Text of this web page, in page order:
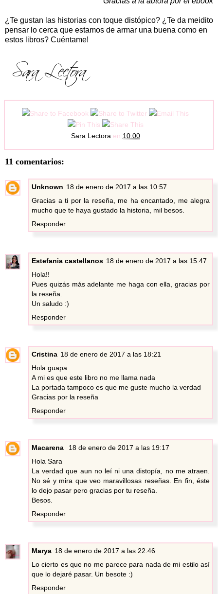
¿Te gustan las historias con toque distópico? ¿Te da meidito
pensar lo cerca que estamos de armar una buena como en
estos libros? Cuéntame!
Sara Lectora en 10:00
11 comentarios:
Unknown 18 de enero de 2017 a las 10:57
Gracias a ti por la reseña, me ha encantado, me alegra
mucho que te haya gustado la historia, mil besos.
Responder
Estefania castellanos 18 de enero de 2017 a las 15:47
Hola!!
Pues quizás más adelante me haga con ella, gracias por
la reseña.
Un saludo :)
Responder
Cristina 18 de enero de 2017 a las 18:21
Hola guapa
A mi es que este libro no me llama nada
La portada tampoco es que me guste mucho la verdad
Gracias por la reseña
Responder
Macarena
18 de enero de 2017 a las 19:17
Hola Sara
La verdad que aun no leí ni una distopía, no me atraen.
No sé y mira que veo maravillosas reseñas. En fin, éste
lo dejo pasar pero gracias por tu reseña.
Besos.
Responder
Marya 18 de enero de 2017 a las 22:46
Lo cierto es que no me parece para nada de mi estilo así
que lo dejaré pasar. Un besote :)
Responder